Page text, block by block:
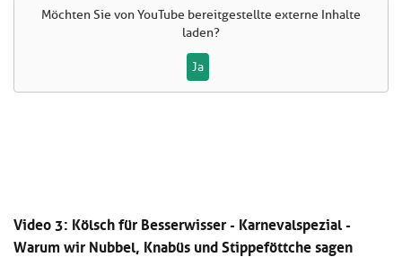
Möchten Sie vonYouTube bereitgestellte externe Inhalte
laden?
Ja
Video 3: Kölsch für Besserwisser - Karnevalspezial -
Warum wir Nubbel, Knabüs und Stippeföttche sagen